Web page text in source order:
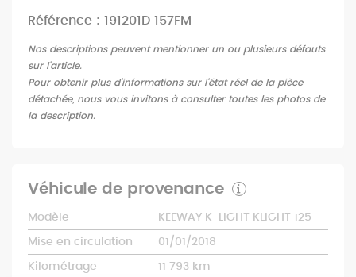
Référence : 191201D 157FM
Nos descriptions peuvent mentionner un ou plusieurs défauts
sur l'article.
Pour obtenir plus d'informations sur l'état réel de la pièce
détachée, nous vous invitons à consulter toutes les photos de
la description.
Véhicule de provenance
Modèle KEEWAY K-LIGHT KLIGHT 125
Mise en circulation 01/01/2018
Kilométrage 11 793 km